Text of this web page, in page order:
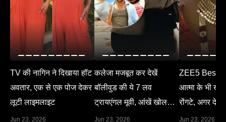
TV की नागिन ने दिखाया हॉट
अवतार, एक से एक पोज देकर
लूटी लाइमलाइट
Jun 23, 2026
कलेजा मजबूत कर देखें
बॉलीवुड की ये 7 लव
ट्रायएंगल मूवी, आंखें खोल
देगा हर सीन
Jun 23, 2026
ZEE5 Best
आत्मा के भी खड़े
रोंगटे, अगर देख
Jun 23, 2026